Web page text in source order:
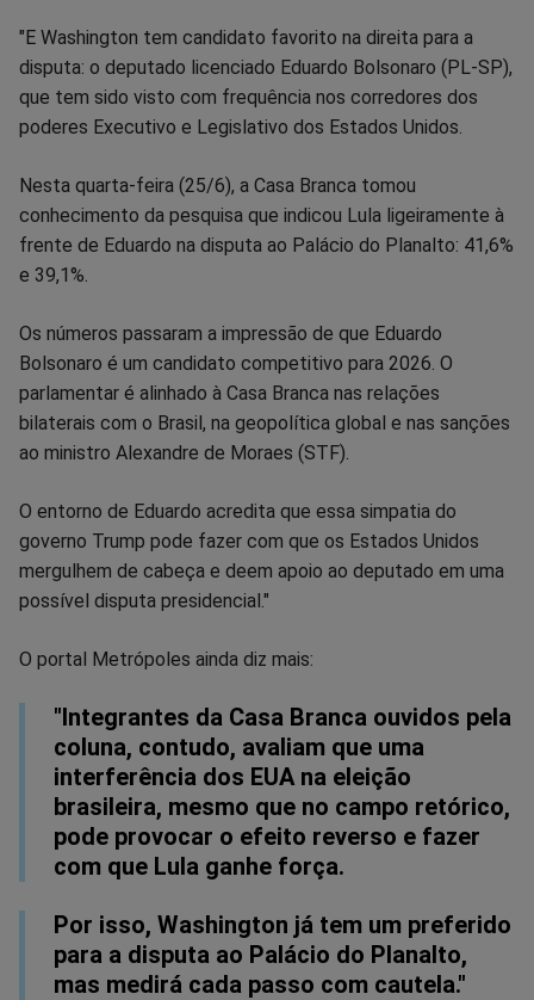
"E Washington tem candidato favorito na direita para a
disputa: o deputado licenciado Eduardo Bolsonaro (PL-SP),
que tem sido visto com frequência nos corredores dos
poderes Executivo e Legislativo dos Estados Unidos.
Nesta quarta-feira (25/6), a Casa Branca tomou
conhecimento da pesquisa que indicou Lula ligeiramente à
frente de Eduardo na disputa ao Palácio do Planalto: 41,6%
e 39,1%.
Os números passaram a impressão de que Eduardo
Bolsonaro é um candidato competitivo para 2026. O
parlamentar é alinhado à Casa Branca nas relações
bilaterais com o Brasil, na geopolítica global e nas sanções
ao ministro Alexandre de Moraes (STF).
O entorno de Eduardo acredita que essa simpatia do
governo Trump pode fazer com que os Estados Unidos
mergulhem de cabeça e deem apoio ao deputado em uma
possível disputa presidencial."
O portal Metrópoles ainda diz mais:
"Integrantes da Casa Branca ouvidos pela
coluna, contudo, avaliam que uma
interferência dos EUA na eleição
brasileira, mesmo que no campo retórico,
pode provocar o efeito reverso e fazer
com que Lula ganhe força.
Por isso, Washington já tem um preferido
para a disputa ao Palácio do Planalto,
mas medirá cada passo com cautela."